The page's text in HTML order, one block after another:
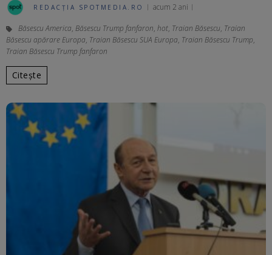
REDACȚIA SPOTMEDIA.RO acum 2 ani
Băsescu America, Băsescu Trump fanfaron, hot, Traian Băsescu, Traian
Băsescu apărare Europa, Traian Băsescu SUA Europa, Traian Băsescu Trump,
Traian Băsescu Trump fanfaron
Citește